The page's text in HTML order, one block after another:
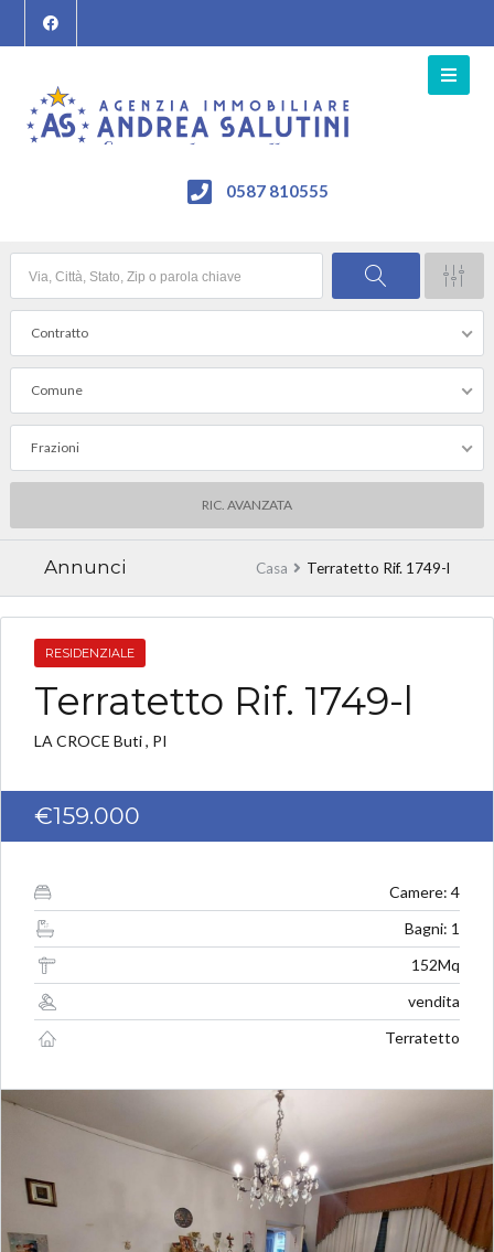
0587 810555
Contratto
Comune
Frazioni
RIC. AVANZATA
Annunci Casa Terratetto Rif. 1749-l
RESIDENZIALE
Terratetto Rif. 1749-l
LA CROCE Buti , PI
€159.000
Camere: 4
Bagni: 1
152Mq
vendita
Terratetto